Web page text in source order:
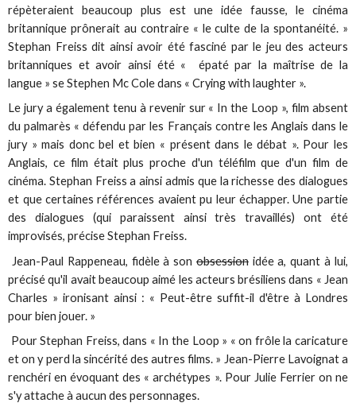
répèteraient beaucoup plus est une idée fausse, le cinéma
britannique prônerait au contraire « le culte de la spontanéité. »
Stephan Freiss dit ainsi avoir été fasciné par le jeu des acteurs
britanniques et avoir ainsi été « épaté par la maîtrise de la
langue » se Stephen Mc Cole dans « Crying with laughter ».
Le jury a également tenu à revenir sur « In the Loop », film absent
du palmarès « défendu par les Français contre les Anglais dans le
jury » mais donc bel et bien « présent dans le débat ». Pour les
Anglais, ce film était plus proche d'un téléfilm que d'un film de
cinéma. Stephan Freiss a ainsi admis que la richesse des dialogues
et que certaines références avaient pu leur échapper. Une partie
des dialogues (qui paraissent ainsi très travaillés) ont été
improvisés, précise Stephan Freiss.
Jean-Paul Rappeneau, fidèle à son obsessionidée a, quant à lui,
précisé qu'il avait beaucoup aimé les acteurs brésiliens dans « Jean
Charles » ironisant ainsi : « Peut-être suffit-il d'être à Londres
pour bien jouer. »
Pour Stephan Freiss, dans « In the Loop » « on frôle la caricature
et on y perd la sincérité des autres films. » Jean-Pierre Lavoignat a
renchéri en évoquant des « archétypes ». Pour Julie Ferrier on ne
s'y attache à aucun des personnages.